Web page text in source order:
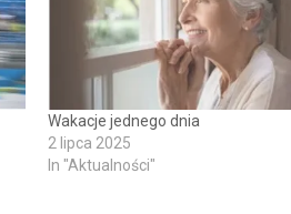
Wakacje jednego dnia
2 lipca 2025
In "Aktualności"